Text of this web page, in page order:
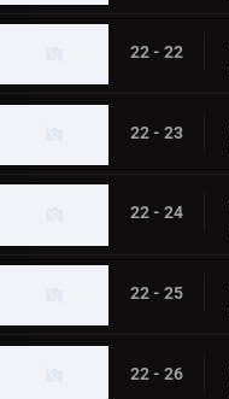
22 - 22
22 - 23
22 - 24
22 - 25
22 - 26